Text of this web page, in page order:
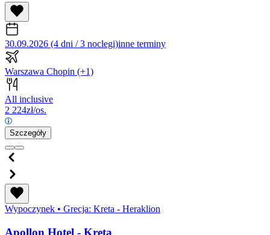
30.09.2026 (4 dni / 3 noclegi)inne terminy
Warszawa Chopin (+1)
All inclusive
2 224zł/os.
Szczegóły
Wypoczynek • Grecja: Kreta - Heraklion
Apollon Hotel - Kreta